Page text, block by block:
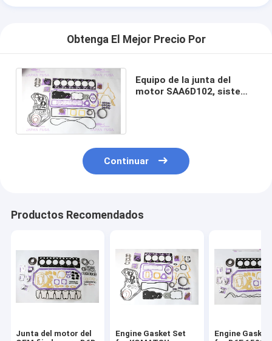
Obtenga El Mejor Precio Por
Equipo de la junta del
motor SAA6D102, sistema
Continuar
Productos Recomendados
Junta del motor del
Engine Gasket Set
Engine Gasket